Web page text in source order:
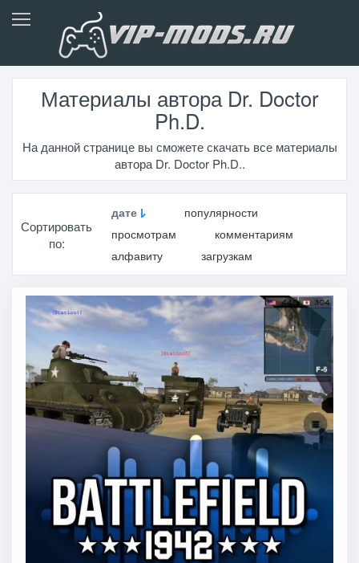
Материалы автора Dr. Doctor
Ph.D.
На данной странице вы сможете скачать все материалы
автора Dr. Doctor Ph.D..
Сортировать
по:
дате
популярности
просмотрам
комментариям
алфавиту
загрузкам